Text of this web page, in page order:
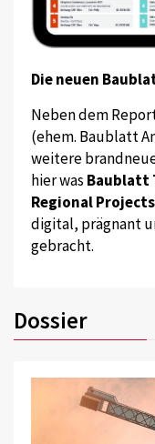
Die neuen
Neben dem
(ehem. Baublatt
weitere
hier was Baublatt
Regional Projects
digital, prägnant
gebracht.
Dossier